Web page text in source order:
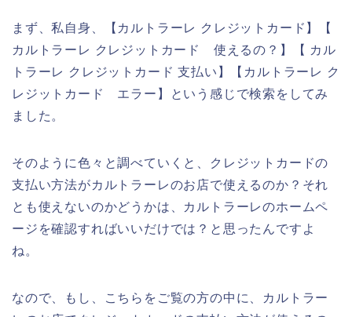
まず、私自身、【カルトラーレ クレジットカード】【
カルトラーレ クレジットカード 使えるの？】【 カル
トラーレ クレジットカード 支払い】【カルトラーレ ク
レジットカード エラー】という感じで検索をしてみ
ました。
そのように色々と調べていくと、クレジットカードの
支払い方法がカルトラーレのお店で使えるのか？それ
とも使えないのかどうかは、カルトラーレのホームペ
ージを確認すればいいだけでは？と思ったんですよ
ね。
なので、もし、こちらをご覧の方の中に、カルトラー